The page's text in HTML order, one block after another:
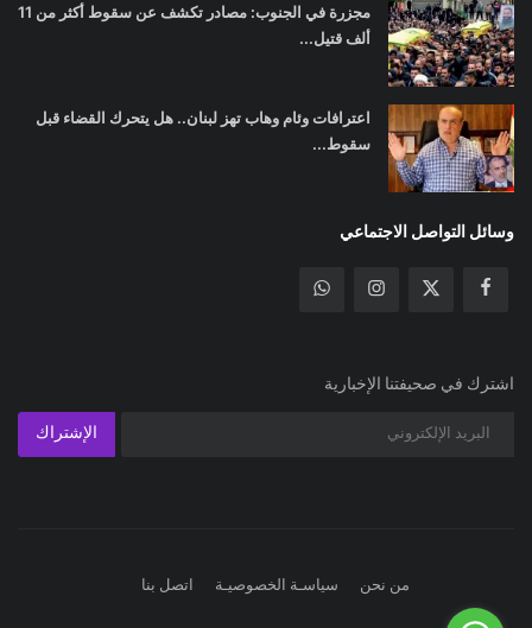
مجزرة في الجنوب: مصادر تكشف عن سقوط أكثر من 11
ألف قتيل...
اعترافات وئام وهاب تهز لبنان.. هل يتحرك القضاء قبل
سقوط...
وسائل التواصل الاجتماعي
اشترك في صحيفتنا الإخبارية
الإشتراك
من نحن سياسـة الخصوصيـة اتصل بنا